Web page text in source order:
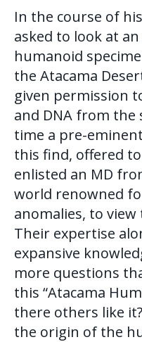
In the course of
asked to look at
humanoid
the Atacama
given permission
and DNA from the
time a pre-
this find, offered
enlisted an MD
world renowned
anomalies, to view
Their expertise
expansive
more questions
this “Atacama
there others like
the origin of the